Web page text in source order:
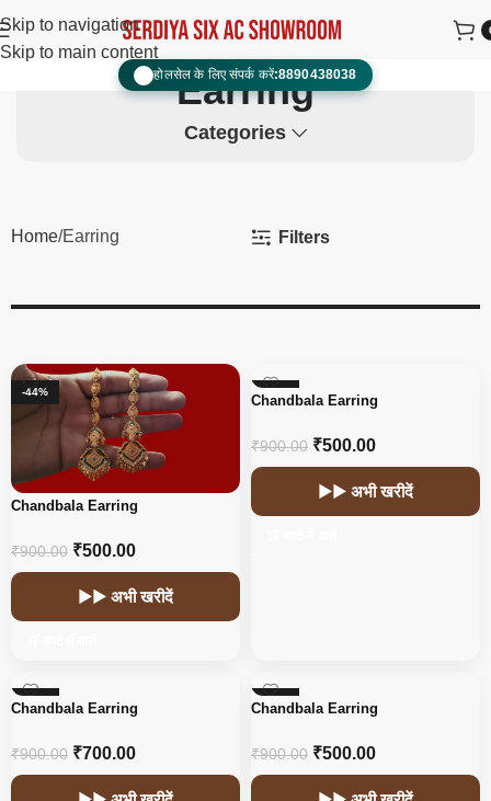
Skip to navigation
Skip to main content
📞 होलसेल के लिए संपर्क करें:8890438038
Earring
Categories
Home Earring Filters
-44%
Chandbala Earring
₹900.00 ₹500.00
▶▶ अभी खरीदें
-44%
Chandbala Earring
₹900.00 ₹500.00
▶▶ अभी खरीदें
-22%
Chandbala Earring
₹900.00 ₹700.00
-44%
Chandbala Earring
₹900.00 ₹500.00